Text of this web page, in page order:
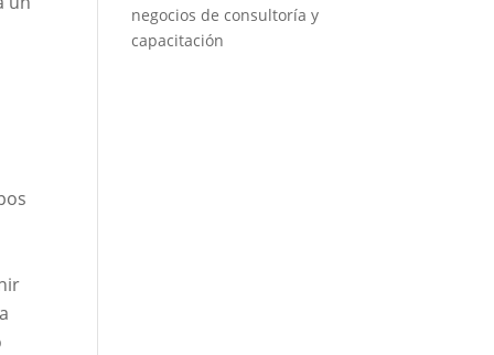
negocios de consultoría y
capacitación